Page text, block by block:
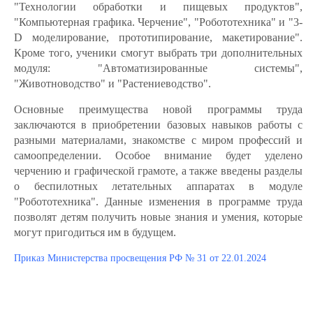
"Технологии обработки и пищевых продуктов",
"Компьютерная графика. Черчение", "Робототехника" и "3-
D моделирование, прототипирование, макетирование".
Кроме того, ученики смогут выбрать три дополнительных
модуля: "Автоматизированные системы",
"Животноводство" и "Растениеводство".
Основные преимущества новой программы труда
заключаются в приобретении базовых навыков работы с
разными материалами, знакомстве с миром профессий и
самоопределении. Особое внимание будет уделено
черчению и графической грамоте, а также введены разделы
о беспилотных летательных аппаратах в модуле
"Робототехника". Данные изменения в программе труда
позволят детям получить новые знания и умения, которые
могут пригодиться им в будущем.
Приказ Министерства просвещения РФ № 31 от 22.01.2024